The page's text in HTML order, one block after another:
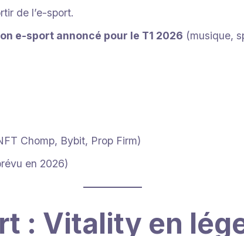
de l’e-sport.
e-sport annoncé pour le T1 2026 (musique,
Chomp, Bybit, Prop Firm)
en 2026)
: Vitality en